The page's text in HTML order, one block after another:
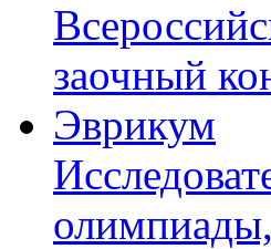
заочный
Эврикум
олимпиады,